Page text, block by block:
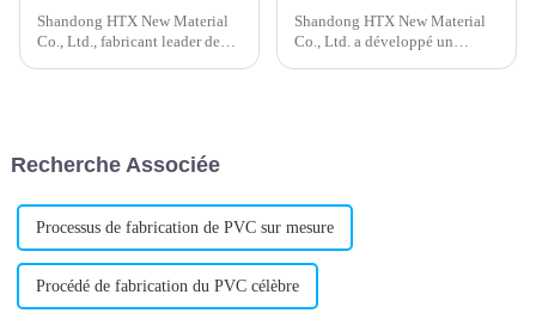
Shandong HTX New Material
Co., Ltd., fabricant leader de
mousse.
Shandong HTX New Material
Co., Ltd. a développé un
Recherche Associée
Processus de fabrication de PVC sur mesure
Procédé de fabrication du PVC célèbre